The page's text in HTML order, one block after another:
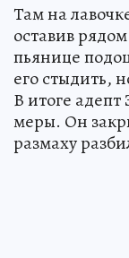
Там на
оставив
пьянице
его стыдить,
В итоге
меры. Он
размаху